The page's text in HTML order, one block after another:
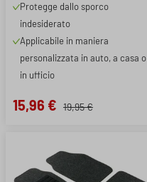
Protegge dallo sporco
indesiderato
Applicabile in maniera
personalizzata in auto, a casa o
in ufficio
15,96 € 19,95 €